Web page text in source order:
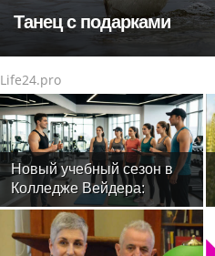
Танец с подарками
Life24.pro
Новый учебный сезон в
Колледже Вейдера:
стартовали очные
программы подготовки
фитнес-тренеров и